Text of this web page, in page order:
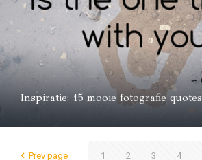
Inspiratie: 15 mooie fotografie quotes
Prev page 1 2 3 4